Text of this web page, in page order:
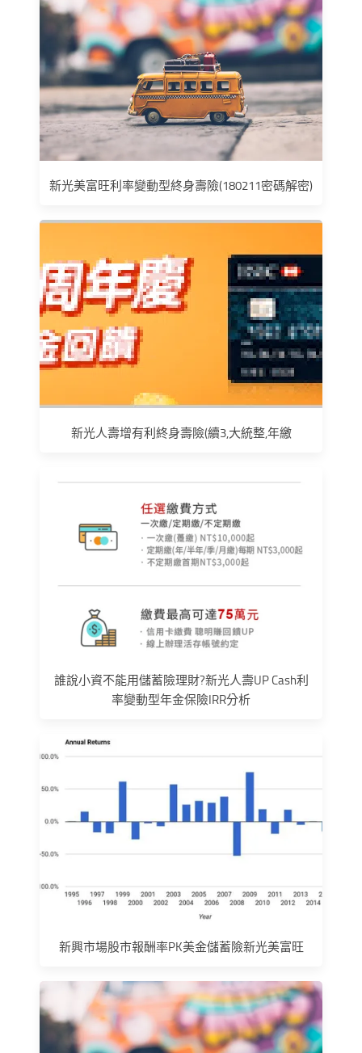
新光美富旺利率變動型終身壽險(180211密碼解密)
新光人壽增有利終身壽險(續3,大統整,年繳
誰說小資不能用儲蓄險理財?新光人壽UP Cash利
率變動型年金保險IRR分析
新興市場股市報酬率PK美金儲蓄險新光美富旺